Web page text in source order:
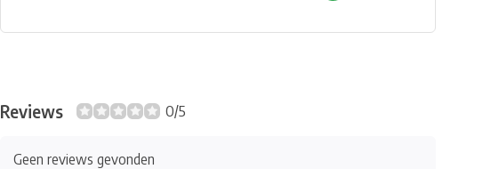
Reviews 0/5
Geen reviews gevonden